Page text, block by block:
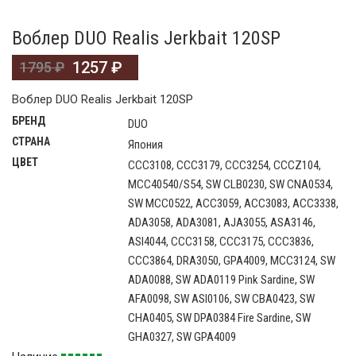
Воблер DUO Realis Jerkbait 120SP
1795₽ 1257 ₽
Воблер DUO Realis Jerkbait 120SP
БРЕНД DUO
СТРАНА Япония
ЦВЕТ
CCC3108, CCC3179, CCC3254, CCCZ104,
MCC40540/S54, SW CLB0230, SW CNA0534,
SW MCC0522, ACC3059, ACC3083, ACC3338,
ADA3058, ADA3081, AJA3055, ASA3146,
ASI4044, CCC3158, CCC3175, CCC3836,
CCC3864, DRA3050, GPA4009, MCC3124, SW
ADA0088, SW ADA0119 Pink Sardine, SW
AFA0098, SW ASI0106, SW CBA0423, SW
CHA0405, SW DPA0384 Fire Sardine, SW
GHA0327, SW GPA4009